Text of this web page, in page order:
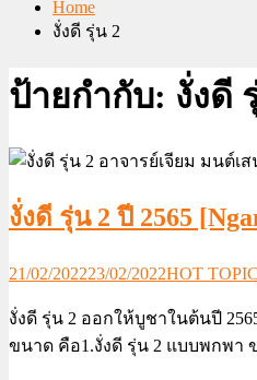
Home
งั่งดี รุ่น 2
ป้ายกำกับ: งั่งดี
งั่งดี รุ่น 2 ปี 2565
21/02/202223/02/2022HOT TOPIC
งั่งดี รุ่น 2 ออกให้บูชาในต้นปี
ขนาด คือ1.งั่งดี รุ่น 2 แบบพกพา